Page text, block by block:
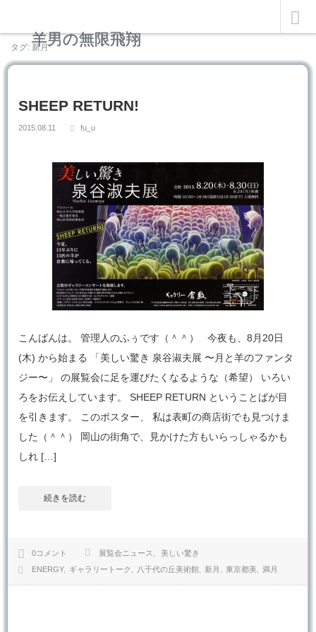
羊男の無限飛翔
タグ: 新月
SHEEP RETURN!
2015.08.11 fu_u
こんばんは。 管理人のふぅです（＾＾） 今夜も、8月20日
(木) から始まる 「美しい驚き 泉谷淑夫展 〜月と羊のファンタ
ジー〜」 の展覧会に足を運びたくなるような（希望） いろい
ろをお伝えしています。 SHEEP RETURN ということばが目
を引きます。 このポスター、 私は表町の商店街でも見つけま
した（＾＾） 岡山の街角で、見かけた方もいらっしゃるかも
しれ […]
続きを読む
0コメント 展覧会ニュース
美しい驚き
ENERGY
ギャラリートーク 八千代の丘美術館 新月 東京都美 満月